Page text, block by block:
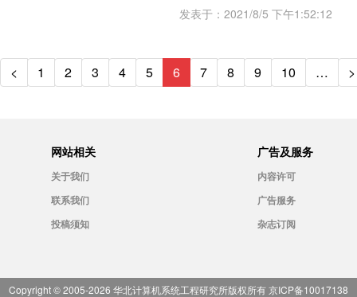
年人口中比例超过 75%，在某
发表于：2021/8/5 下午1:52:12
< 1 2 3 4 5 6 7 8 9 10 … >
网站相关
关于我们
联系我们
投稿须知
广告及服务
内容许可
广告服务
杂志订阅
Copyright © 2005-2026 华北计算机系统工程研究所版权所有京ICP备10017138